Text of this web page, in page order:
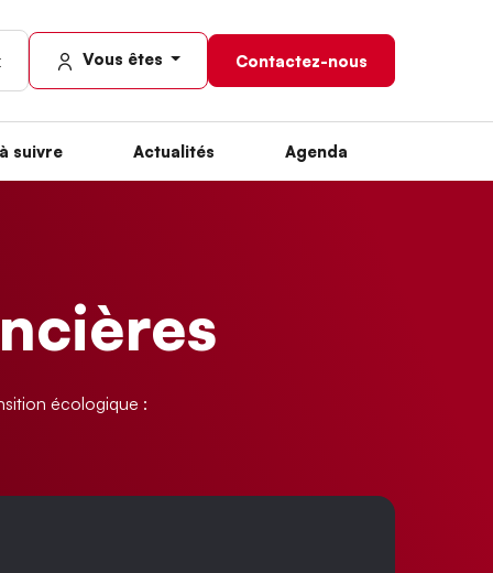
Vous êtes Contactez-nous
suivre Actualités Agenda
écologique :